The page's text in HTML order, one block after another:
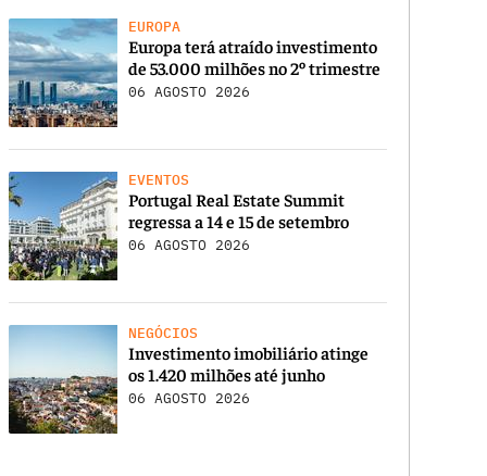
EUROPA
Europa terá atraído investimento
de 53.000 milhões no 2º trimestre
06 AGOSTO 2026
EVENTOS
Portugal Real Estate Summit
regressa a 14 e 15 de setembro
06 AGOSTO 2026
NEGÓCIOS
Investimento imobiliário atinge
os 1.420 milhões até junho
06 AGOSTO 2026